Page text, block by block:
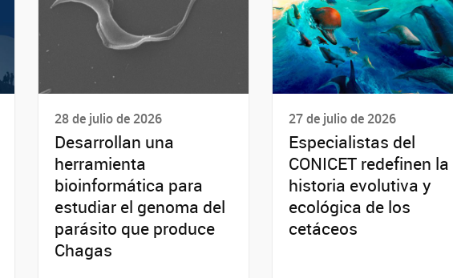
28 de julio de 2026
Desarrollan una
herramienta
bioinformática para
estudiar el genoma del
parásito que produce
Chagas
27 de julio de 2026
Especialistas del
CONICET redefinen la
historia evolutiva y
ecológica de los
cetáceos